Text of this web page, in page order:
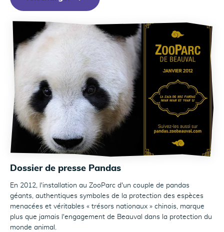
Dossier de presse Pandas
En 2012, l'installation au ZooParc d'un couple de pandas
géants, authentiques symboles de la protection des espèces
menacées et véritables « trésors nationaux » chinois, marque
plus que jamais l'engagement de Beauval dans la protection du
monde animal.